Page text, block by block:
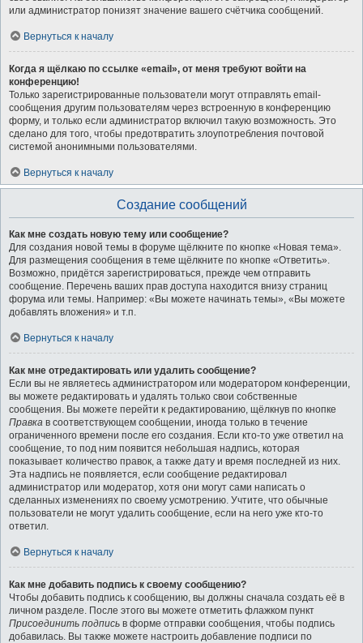
или администратор понизят значение вашего счётчика сообщений.
Вернуться к началу
Когда я щёлкаю по ссылке «email», от меня требуют войти на
конференцию!
Только зарегистрированные пользователи могут отправлять email-
сообщения другим пользователям через встроенную в конференцию
форму, и только если администратор включил такую возможность. Это
сделано для того, чтобы предотвратить злоупотребления почтовой
системой анонимными пользователями.
Вернуться к началу
Создание сообщений
Как мне создать новую тему или сообщение?
Для создания новой темы в форуме щёлкните по кнопке «Новая тема».
Для размещения сообщения в теме щёлкните по кнопке «Ответить».
Возможно, придётся зарегистрироваться, прежде чем отправить
сообщение. Перечень ваших прав доступа находится внизу страниц
форума или темы. Например: «Вы можете начинать темы», «Вы можете
добавлять вложения» и т.п.
Вернуться к началу
Как мне отредактировать или удалить сообщение?
Если вы не являетесь администратором или модератором конференции,
вы можете редактировать и удалять только свои собственные
сообщения. Вы можете перейти к редактированию, щёлкнув по кнопке
Правка в соответствующем сообщении, иногда только в течение
ограниченного времени после его создания. Если кто-то уже ответил на
сообщение, то под ним появится небольшая надпись, которая
показывает количество правок, а также дату и время последней из них.
Эта надпись не появляется, если сообщение редактировал
администратор или модератор, хотя они могут сами написать о
сделанных изменениях по своему усмотрению. Учтите, что обычные
пользователи не могут удалить сообщение, если на него уже кто-то
ответил.
Вернуться к началу
Как мне добавить подпись к своему сообщению?
Чтобы добавить подпись к сообщению, вы должны сначала создать её в
личном разделе. После этого вы можете отметить флажком пункт
Присоединить подпись в форме отправки сообщения, чтобы подпись
добавилась. Вы также можете настроить добавление подписи по